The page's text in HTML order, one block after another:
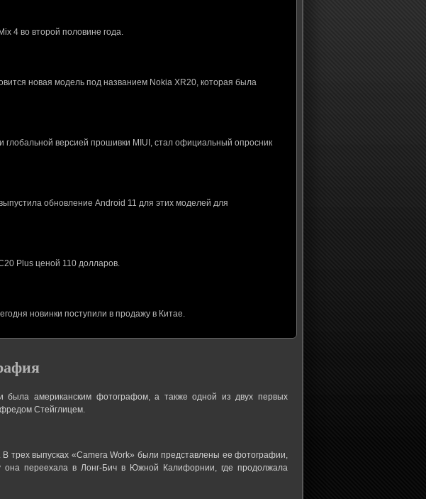
4 во второй половине года.
новая модель под названием Nokia XR20, которая была
версией прошивки MIUI, стал официальный опросник
обновление Android 11 для этих моделей для
Plus ценой 110 долларов.
новинки поступили в продажу в Китае.
американским фотографом, а также одной из двух первых
Стейглицем.
трех выпусках «Camera Work» были представлены ее фотографии,
переехала в Лонг-Бич в Южной Калифорнии, где продолжала